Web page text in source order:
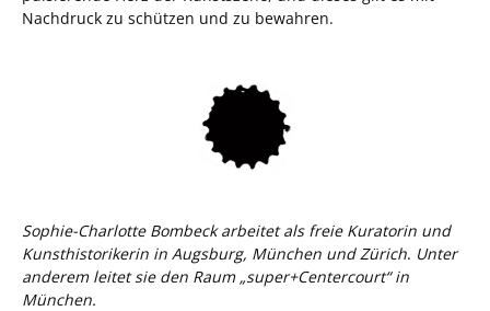
Nachdruck zu schützen und zu bewahren.
Sophie-Charlotte Bombeck arbeitet als freie Kuratorin und
Kunsthistorikerin in Augsburg, München und Zürich. Unter
anderem leitet sie den Raum „super+Centercourt“ in
München.